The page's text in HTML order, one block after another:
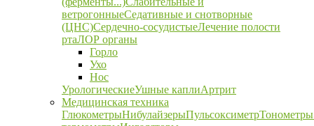
ветрогонныеСедативные и снотворные
(ЦНС)Сердечно-сосудистыеЛечение полости
ртаЛОР органы
Горло
Ухо
Нос
УрологическиеУшные каплиАртрит
Медицинская техника
ГлюкометрыНибулайзерыПульсоксиметрТонометры